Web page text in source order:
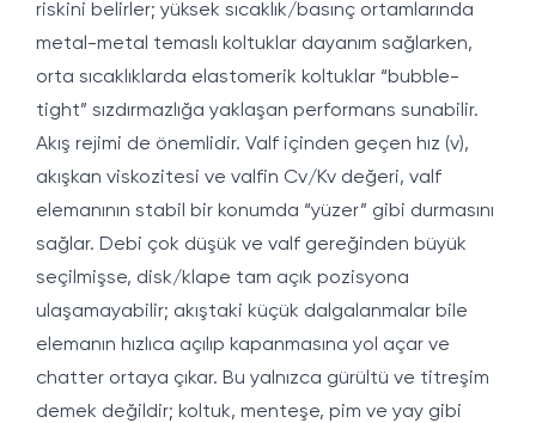
riskini belirler; yüksek sıcaklık/basınç ortamlarında
metal-metal temaslı koltuklar dayanım sağlarken,
orta sıcaklıklarda elastomerik koltuklar “bubble-
tight” sızdırmazlığa yaklaşan performans sunabilir.
Akış rejimi de önemlidir. Valf içinden geçen hız (v),
akışkan viskozitesi ve valfin Cv/Kv değeri, valf
elemanının stabil bir konumda “yüzer” gibi durmasını
sağlar. Debi çok düşük ve valf gereğinden büyük
seçilmişse, disk/klape tam açık pozisyona
ulaşamayabilir; akıştaki küçük dalgalanmalar bile
elemanın hızlıca açılıp kapanmasına yol açar ve
chatter ortaya çıkar. Bu yalnızca gürültü ve titreşim
demek değildir; koltuk, menteşe, pim ve yay gibi